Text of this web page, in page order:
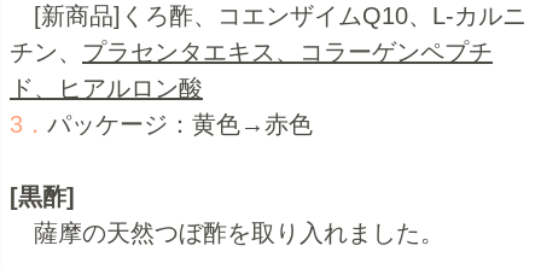
[新商品]くろ酢、コエンザイムQ10、L-カルニ
チン、 プラセンタエキス、コラーゲンペプチ
ド、ヒアルロン酸
3． パッケージ：黄色→赤色
[黒酢]
薩摩の天然つぼ酢を取り入れました。